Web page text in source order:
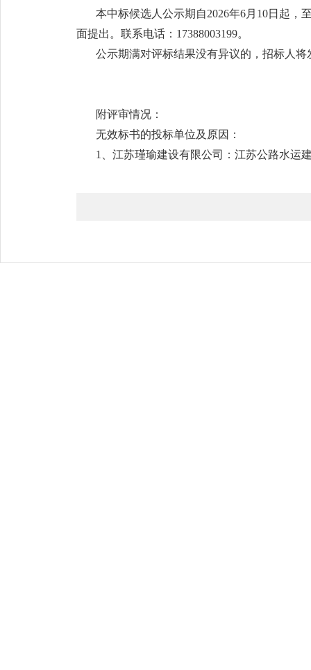
本中标候选人公示期自2026年6月10日起，
面提出。联系电话：17388003199。
公示期满对评标结果没有异议的，招标人
附评审情况：
无效标书的投标单位及原因：
1、江苏瑾瑜建设有限公司：江苏公路水运